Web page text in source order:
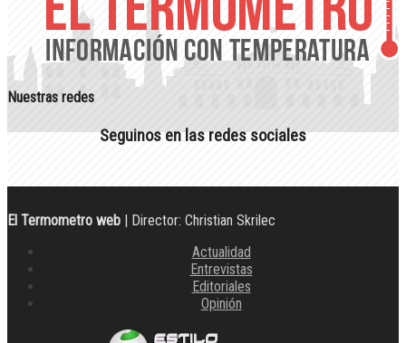
Nuestras redes
Seguinos en las redes sociales
El Termometro web | Director: Christian Skrilec
Actualidad
Entrevistas
Editoriales
Opinión